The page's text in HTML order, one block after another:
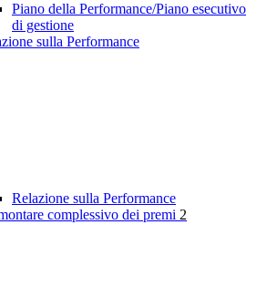
Piano della Performance/Piano esecutivo
di gestione
sulla Performance
Relazione sulla Performance
complessivo dei premi 2